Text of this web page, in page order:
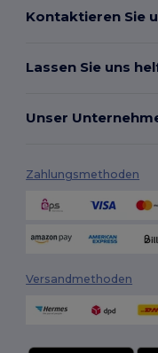
Kontaktieren Sie
Lassen Sie uns
Unser
Zahlungsmethoden
Versandmethoden